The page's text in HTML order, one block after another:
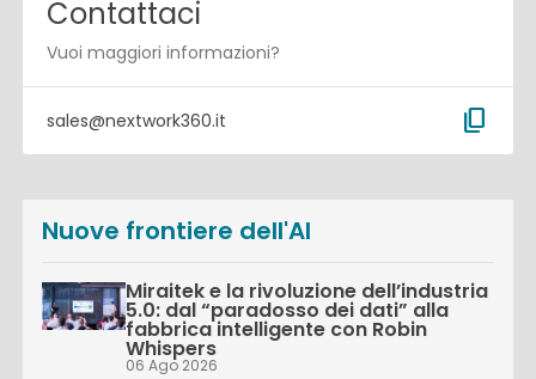
Contattaci
Vuoi maggiori informazioni?
sales@nextwork360.it content_copy
Nuove frontiere dell'AI
Miraitek e la rivoluzione dell’industria
5.0: dal “paradosso dei dati” alla
fabbrica intelligente con Robin
Whispers
06 Ago 2026